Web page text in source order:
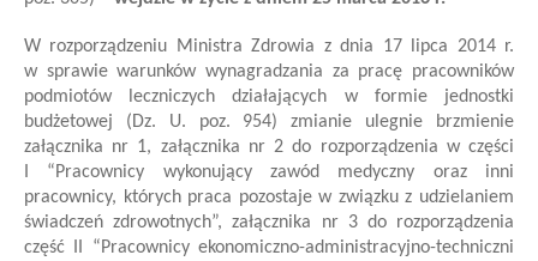
W rozporządzeniu Ministra Zdrowia z dnia 17 lipca 2014 r.
w sprawie warunków wynagradzania za pracę pracowników
podmiotów leczniczych działających w formie jednostki
budżetowej (Dz. U. poz. 954) zmianie ulegnie brzmienie
załącznika nr 1, załącznika nr 2 do rozporządzenia w części
I “Pracownicy wykonujący zawód medyczny oraz inni
pracownicy, których praca pozostaje w związku z udzielaniem
świadczeń zdrowotnych”, załącznika nr 3 do rozporządzenia
część II “Pracownicy ekonomiczno-administracyjno-techniczni